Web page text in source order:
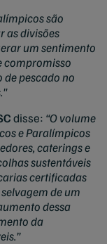
são
as divisões
um sentimento
compromisso
pescado no
disse: “O volume
e Paralímpicos
caterings e
sustentáveis
certificadas
de um
dessa
da